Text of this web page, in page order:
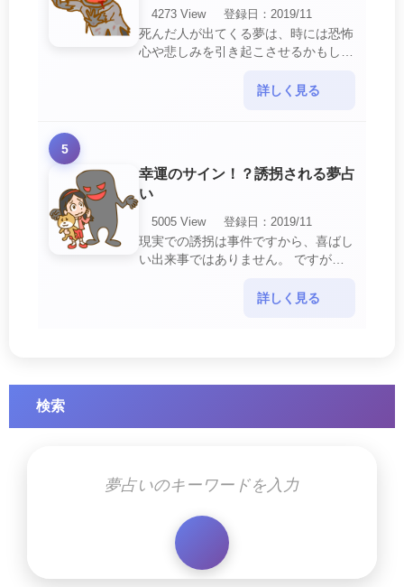
4273 View
登録日：2019/11
死んだ人が出てくる夢は、時には恐怖
心や悲しみを引き起こさせるかもしれ
意して欲しいメッセージや警告を伝え
詳しく見る
5
幸運のサイン！？誘拐される夢占
い
5005 View
登録日：2019/11
現実での誘拐は事件ですから、喜ばし
い出来事ではありません。 ですが、
詳しく見る
検索